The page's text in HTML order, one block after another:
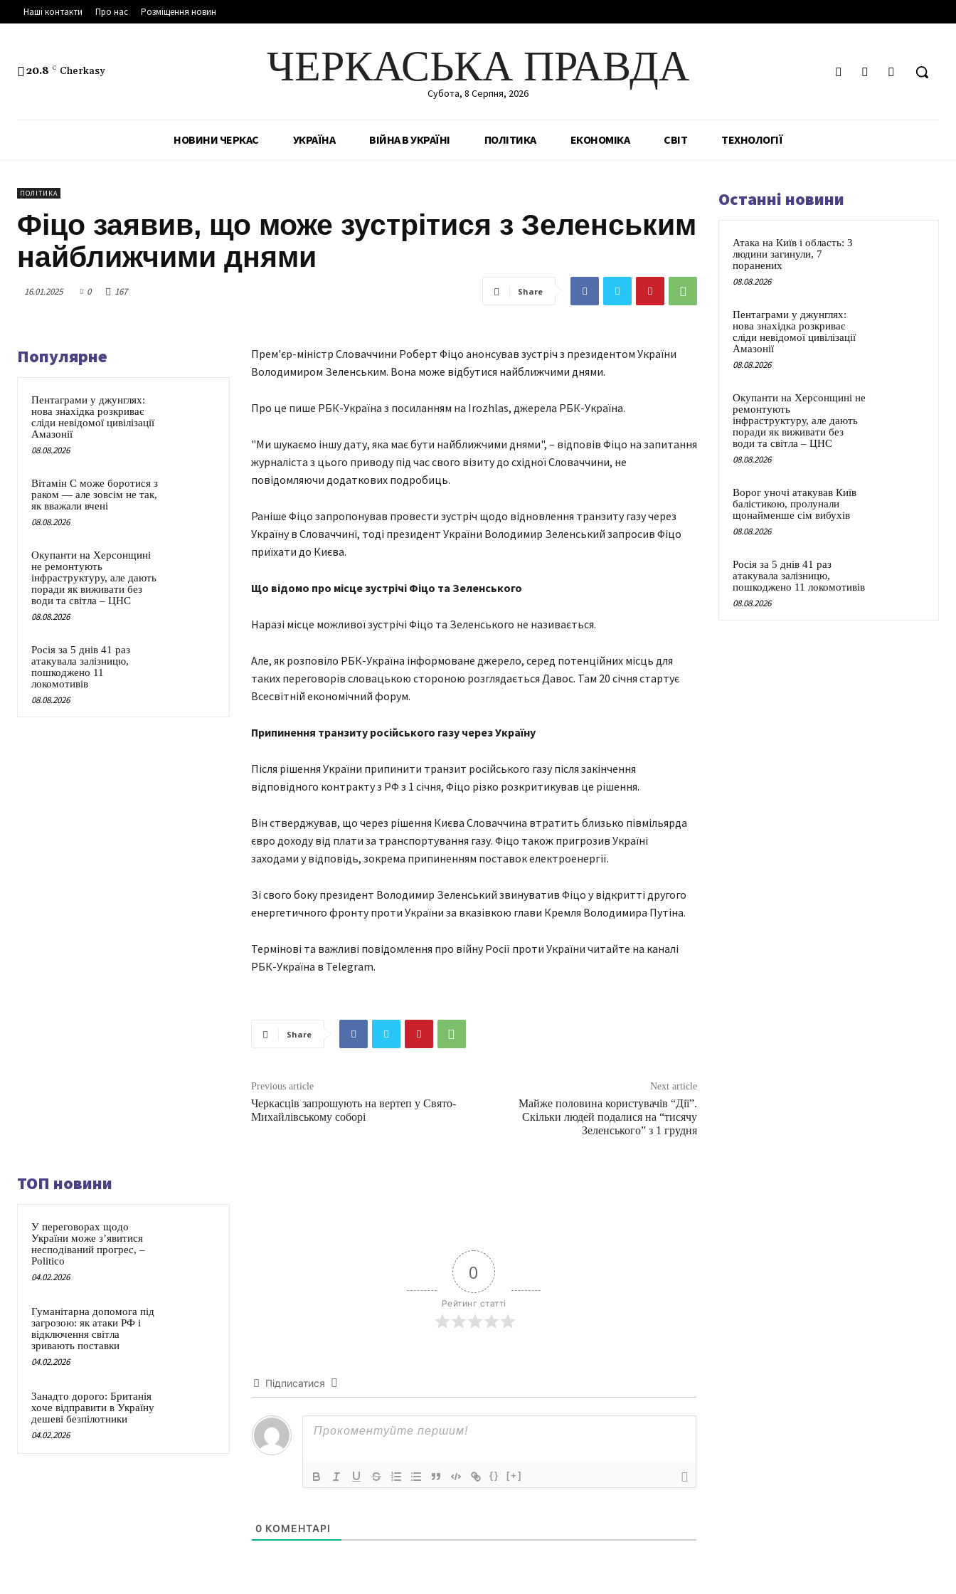
Наші контакти Про нас Розміщення новин
20.8 C Cherkasy ЧЕРКАСЬКА ПРАВДА
Субота, 8 Серпня, 2026
НОВИНИ ЧЕРКАС УКРАЇНА ВІЙНА В УКРАЇНІ ПОЛІТИКА ЕКОНОМІКА СВІТ ТЕХНОЛОГІЇ
ПОЛІТИКА
Фіцо заявив, що може зустрітися з Зеленським
найближчими днями
16.01.2025 0 167 Share
Популярне
Пентаграми у джунглях:
нова знахідка розкриває
сліди невідомої цивілізації
Амазонії
08.08.2026
Вітамін C може боротися з
раком — але зовсім не так,
як вважали вчені
08.08.2026
Окупанти на Херсонщині
не ремонтують
інфраструктуру, але дають
поради як виживати без
води та світла – ЦНС
08.08.2026
Росія за 5 днів 41 раз
атакувала залізницю,
пошкоджено 11
локомотивів
08.08.2026
Прем'єр-міністр Словаччини Роберт Фіцо анонсував зустріч з президентом України
Володимиром Зеленським. Вона може відбутися найближчими днями.
Про це пише РБК-Україна з посиланням на Іrozhlas, джерела РБК-Україна.
"Ми шукаємо іншу дату, яка має бути найближчими днями", – відповів Фіцо на запитання
журналіста з цього приводу під час свого візиту до східної Словаччини, не
повідомляючи додаткових подробиць.
Раніше Фіцо запропонував провести зустріч щодо відновлення транзиту газу через
Україну в Словаччині, тоді президент України Володимир Зеленський запросив Фіцо
приїхати до Києва.
Що відомо про місце зустрічі Фіцо та Зеленського
Наразі місце можливої зустрічі Фіцо та Зеленського не називається.
Але, як розповіло РБК-Україна інформоване джерело, серед потенційних місць для
таких переговорів словацькою стороною розглядається Давос. Там 20 січня стартує
Всесвітній економічний форум.
Припинення транзиту російського газу через Україну
Після рішення України припинити транзит російського газу після закінчення
відповідного контракту з РФ з 1 січня, Фіцо різко розкритикував це рішення.
Він стверджував, що через рішення Києва Словаччина втратить близько півмільярда
євро доходу від плати за транспортування газу. Фіцо також пригрозив Україні
заходами у відповідь, зокрема припиненням поставок електроенергії.
Зі свого боку президент Володимир Зеленський звинуватив Фіцо у відкритті другого
енергетичного фронту проти України за вказівкою глави Кремля Володимира Путіна.
Термінові та важливі повідомлення про війну Росії проти України читайте на каналі
РБК-Україна в Telegram.
Share
Previous article
Черкасців запрошують на вертеп у Свято-
Михайлівському соборі
Next article
Майже половина користувачів “Дії”.
Скільки людей подалися на “тисячу
Зеленського” з 1 грудня
ТОП новини
У переговорах щодо
України може з’явитися
несподіваний прогрес, –
Politico
04.02.2026
Гуманітарна допомога під
загрозою: як атаки РФ і
відключення світла
зривають поставки
04.02.2026
Занадто дорого: Британія
хоче відправити в Україну
дешеві безпілотники
04.02.2026
0
Рейтинг статті
Підписатися
{} [+]
0 КОМЕНТАРІ
Останні новини
Атака на Київ і область: 3
людини загинули, 7
поранених
08.08.2026
Пентаграми у джунглях:
нова знахідка розкриває
сліди невідомої цивілізації
Амазонії
08.08.2026
Окупанти на Херсонщині не
ремонтують
інфраструктуру, але дають
поради як виживати без
води та світла – ЦНС
08.08.2026
Ворог уночі атакував Київ
балістикою, пролунали
щонайменше сім вибухів
08.08.2026
Росія за 5 днів 41 раз
атакувала залізницю,
пошкоджено 11 локомотивів
08.08.2026